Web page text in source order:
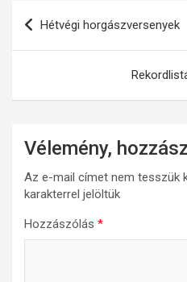
Bejegyzés
navigáció
Hétvégi horgászversenyek
Vélemény,
Az e-mail címet nem tesszük
karakterrel jelöltük
Hozzászólás *